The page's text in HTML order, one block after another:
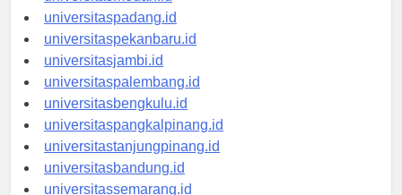
universitasmedan.id
universitaspadang.id
universitaspekanbaru.id
universitasjambi.id
universitaspalembang.id
universitasbengkulu.id
universitaspangkalpinang.id
universitastanjungpinang.id
universitasbandung.id